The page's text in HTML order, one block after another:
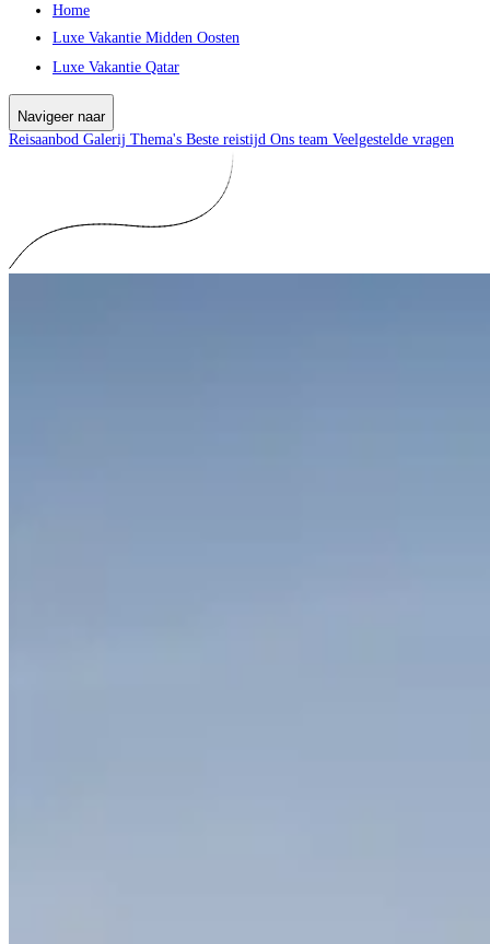
Home
Luxe Vakantie Midden Oosten
Luxe Vakantie Qatar
Navigeer naar
Reisaanbod Galerij Thema's Beste reistijd Ons team Veelgestelde vragen